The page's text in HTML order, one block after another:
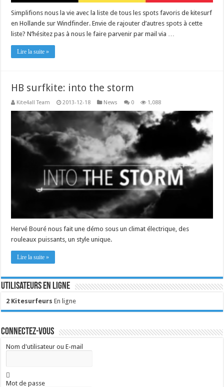
Simplifions nous la vie avec la liste de tous les spots favoris de kitesurf
en Hollande sur Windfinder. Envie de rajouter d’autres spots à cette
liste? N’hésitez pas à nous le faire parvenir par mail via …
Lire la suite »
HB surfkite: into the storm
Kite4all Team 2013-12-18 News 0 1,088
Hervé Bouré nous fait une démo sous un climat électrique, des
rouleaux puissants, un style unique.
Lire la suite »
Utilisateurs en ligne
2 Kitesurfeurs En ligne
Connectez-vous
Nom d'utilisateur ou E-mail
Mot de passe